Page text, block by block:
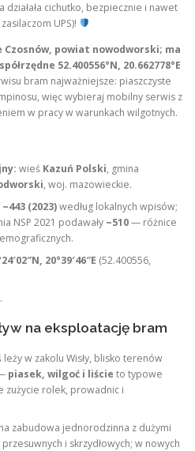
działała cichutko, bezpiecznie i nawet
UPS)!
powiat nowodworski; ma
52.400556°N, 20.662778°E
bram najważniejsze: piaszczyste
więc wybieraj mobilny serwis z
w pracy w warunkach wilgotnych.
wieś Kazuń Polski, gmina
, woj. mazowieckie.
~443 (2023)według lokalnych wpisów;
NSP 2021 podawały ~510— różnice
20°39′46″E (52.400556,
.
na eksploatację bram
leży w zakolu Wisły, blisko terenów
piasek, wilgoć i liście to typowe
zużycie rolek, prowadnic i
zabudowa jednorodzinna z dużymi
i skrzydłowych; w nowych